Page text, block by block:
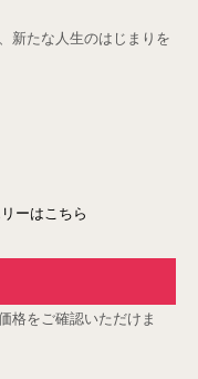
新たな人生のはじまりを
ーはこちら
格をご確認いただけま